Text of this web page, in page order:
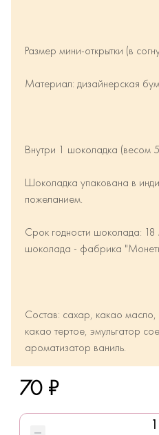
Размер мини-открытки (в
Материал: дизайнерская
Внутри 1 шоколадка (весом
Шоколадка упакована в
пожеланием.
Срок годности шоколада: 18
шоколада - фабрика
Состав: сахар, какао масло,
какао тертое, эмульгатор
ароматизатор ваниль.
70 ₽